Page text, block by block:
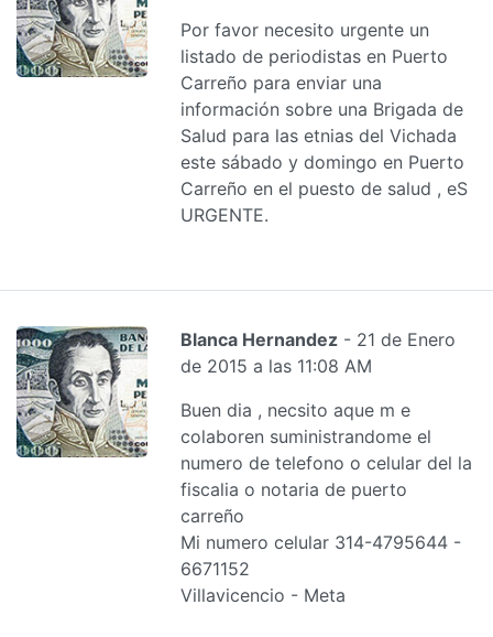
Por favor necesito urgente un
listado de periodistas en Puerto
Carreño para enviar una
información sobre una Brigada de
Salud para las etnias del Vichada
este sábado y domingo en Puerto
Carreño en el puesto de salud , eS
URGENTE.
Blanca Hernandez - 21 de Enero
de 2015 a las 11:08 AM
Buen dia , necsito aque m e
colaboren suministrandome el
numero de telefono o celular del la
fiscalia o notaria de puerto
carreño
Mi numero celular 314-4795644 -
6671152
Villavicencio - Meta